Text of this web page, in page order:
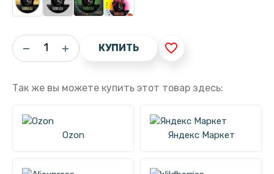
КУПИТЬ favorite_border
Так же вы можете купить этот товар здесь:
Ozon Яндекс Маркет